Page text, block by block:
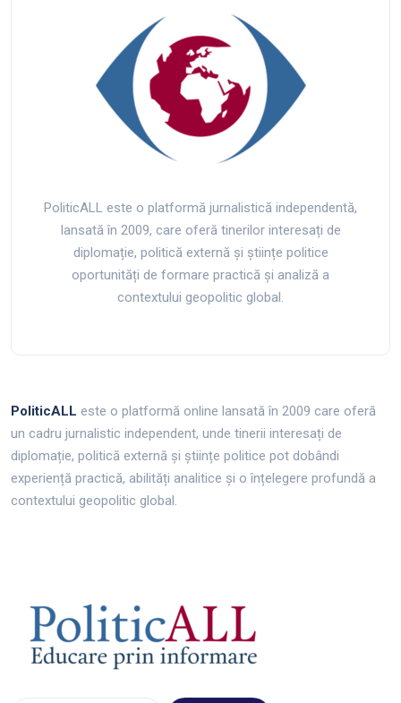
PoliticALL este o platformă jurnalistică independentă,
lansată în 2009, care oferă tinerilor interesați de
diplomație, politică externă și științe politice
oportunități de formare practică și analiză a
contextului geopolitic global.
PoliticALL este o platformă online lansată în 2009 care oferă
un cadru jurnalistic independent, unde tinerii interesați de
diplomație, politică externă și științe politice pot dobândi
experiență practică, abilități analitice și o înțelegere profundă a
contextului geopolitic global.